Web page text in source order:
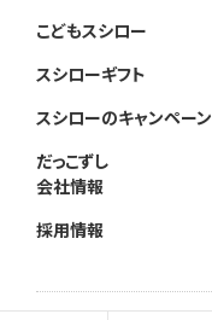
こどもスシロー
スシローギフト
スシローのキャンペーン
だっこずし
会社情報
採用情報